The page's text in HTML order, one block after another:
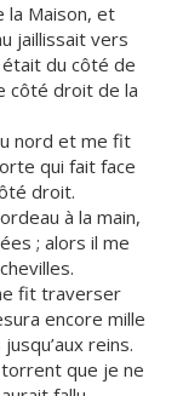
la Maison, et
jaillissait vers
était du côté de
côté droit de la
nord et me fit
qui fait face
droit.
à la main,
; alors il me
fit traverser
encore mille
reins.
torrent que je ne